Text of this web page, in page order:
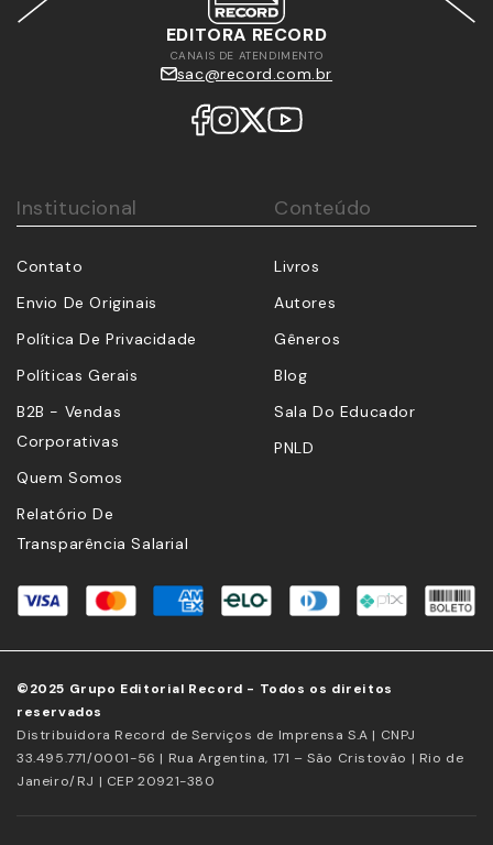
EDITORA RECORD
CANAIS DE ATENDIMENTO
sac@record.com.br
Institucional Conteúdo
Contato
Envio De Originais
Política De Privacidade
Políticas Gerais
B2B - Vendas
Corporativas
Quem Somos
Relatório De
Transparência Salarial
Livros
Autores
Gêneros
Blog
Sala Do Educador
PNLD
©2025 Grupo Editorial Record - Todos os direitos
reservados
Distribuidora Record de Serviços de Imprensa S.A | CNPJ
33.495.771/0001-56 | Rua Argentina, 171 – São Cristovão | Rio de
Janeiro/RJ | CEP 20921-380